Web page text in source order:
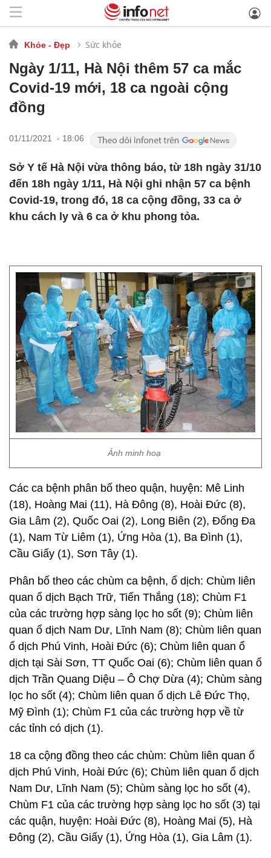
Khỏe - Đẹp Sức khỏe
Ngày 1/11, Hà Nội thêm 57 ca mắc
Covid-19 mới, 18 ca ngoài cộng
đồng
01/11/2021 - 18:06
Sở Y tế Hà Nội vừa thông báo, từ 18h ngày 31/10
đến 18h ngày 1/11, Hà Nội ghi nhận 57 ca bệnh
Covid-19, trong đó, 18 ca cộng đồng, 33 ca ở
khu cách ly và 6 ca ở khu phong tỏa.
Ảnh minh hoạ
Các ca bệnh phân bố theo quận, huyện: Mê Linh
(18), Hoàng Mai (11), Hà Đông (8), Hoài Đức (8),
Gia Lâm (2), Quốc Oai (2), Long Biên (2), Đống Đa
(1), Nam Từ Liêm (1), Ứng Hòa (1), Ba Đình (1),
Cầu Giấy (1), Sơn Tây (1).
Phân bố theo các chùm ca bệnh, ổ dịch: Chùm liên
quan ổ dịch Bạch Trữ, Tiến Thắng (18); Chùm F1
của các trường hợp sàng lọc ho sốt (9); Chùm liên
quan ổ dịch Nam Dư, Lĩnh Nam (8); Chùm liên quan
ổ dịch Phú Vinh, Hoài Đức (6); Chùm liên quan ổ
dịch tại Sài Sơn, TT Quốc Oai (6); Chùm liên quan ổ
dịch Trần Quang Diệu – Ô Chợ Dừa (4); Chùm sàng
lọc ho sốt (4); Chùm liên quan ổ dịch Lê Đức Thọ,
Mỹ Đình (1); Chùm F1 của các trường hợp về từ
các tỉnh có dịch (1).
18 ca cộng đồng theo các chùm: Chùm liên quan ổ
dịch Phú Vinh, Hoài Đức (6); Chùm liên quan ổ dịch
Nam Dư, Lĩnh Nam (5); Chùm sàng lọc ho sốt (4),
Chùm F1 của các trường hợp sàng lọc ho sốt (3) tại
các quận, huyện: Hoài Đức (8), Hoàng Mai (5), Hà
Đông (2), Cầu Giấy (1), Ứng Hòa (1), Gia Lâm (1).